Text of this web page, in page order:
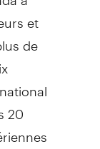
et
de
20